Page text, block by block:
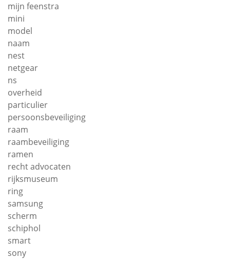
mijn feenstra
mini
model
naam
nest
netgear
ns
overheid
particulier
persoonsbeveiliging
raam
raambeveiliging
ramen
recht advocaten
rijksmuseum
ring
samsung
scherm
schiphol
smart
sony